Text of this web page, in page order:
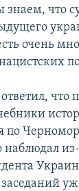
что
очень
что
по
наблюдал